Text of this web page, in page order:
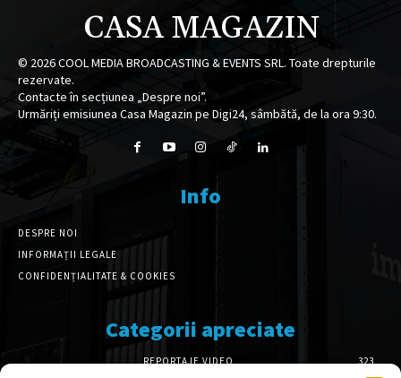
CASA MAGAZIN
© 2026COOL MEDIA BROADCASTING & EVENTS SRL. Toate drepturile
rezervate.
Contacte în secțiunea „Despre noi”.
Urmăriți emisiunea Casa Magazin pe Digi24, sâmbătă, de la ora 9:30.
Info
DESPRE NOI
INFORMAȚII LEGALE
CONFIDENȚIALITATE & COOKIES
Categorii apreciate
REPORTAJE VIDEO
323